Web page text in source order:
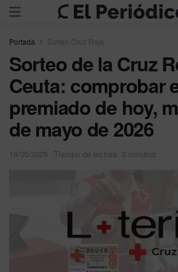
Portada Sorteo Cruz Roja
Sorteo de la Cruz
Ceuta: comprobar
premiado de hoy,
de mayo de 2026
19/05/2026 Tiempo de lectura: 3 minutos